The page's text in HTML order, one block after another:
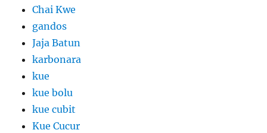
Chai Kwe
gandos
Jaja Batun
karbonara
kue
kue bolu
kue cubit
Kue Cucur